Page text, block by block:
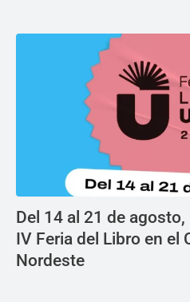
Del 14 al 21 de
IV Feria del Libro en el
Nordeste